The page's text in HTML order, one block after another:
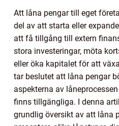
Att låna pengar till eget
del av att starta eller
att få tillgång till extern
stora investeringar, möta
eller öka kapitalet för att
tar beslutet att låna pengar
aspekterna av
finns tillgängliga. I denna
grundlig översikt av att låna